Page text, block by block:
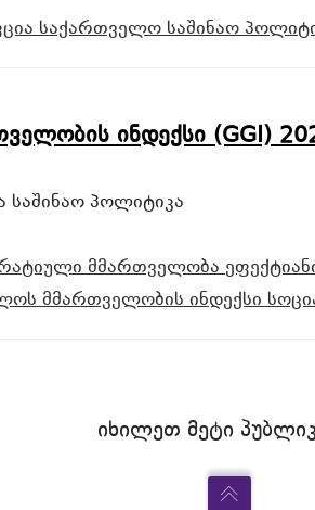
საქართველოსაშინაო
ინდექსი (GGI)
საშინაო პოლიტიკა
მმართველობა
მმართველობის ინდექსი
იხილეთ მეტი